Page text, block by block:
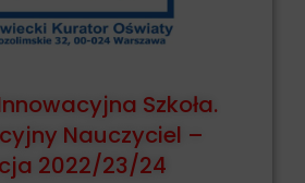
Szkoła.
Nauczyciel –
2022/23/24